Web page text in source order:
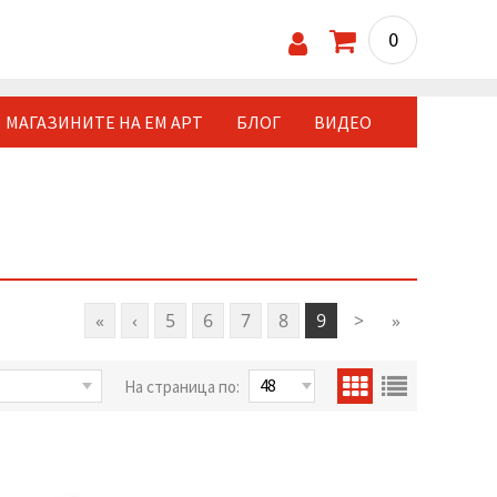
0
МАГАЗИНИТЕ НА ЕМ АРТ БЛОГ ВИДЕО
« ‹ 5 6 7 8 9 > »
На страница по: